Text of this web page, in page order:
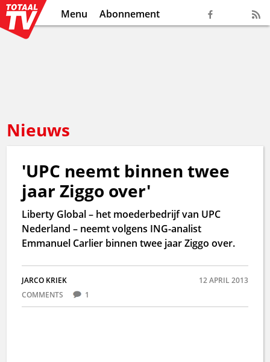
Menu Abonnement
Nieuws
'UPC neemt binnen twee
jaar Ziggo over'
Liberty Global – het moederbedrijf van UPC
Nederland – neemt volgens ING-analist
Emmanuel Carlier binnen twee jaar Ziggo over.
JARCO KRIEK
12 APRIL 2013
COMMENTS
1